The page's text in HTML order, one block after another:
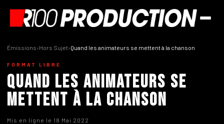
Émissions›Hors Sujet›Quand les animateurs se mettent à la chanson
FORMAT LIBRE
Quand les animateurs se
mettent à la chanson
Mis en ligne le 18 Mai 2022